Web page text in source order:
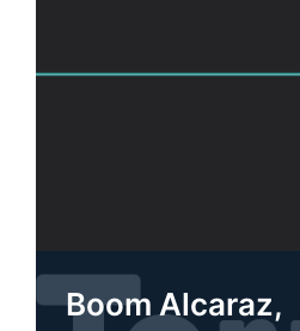
Boom Alcaraz,